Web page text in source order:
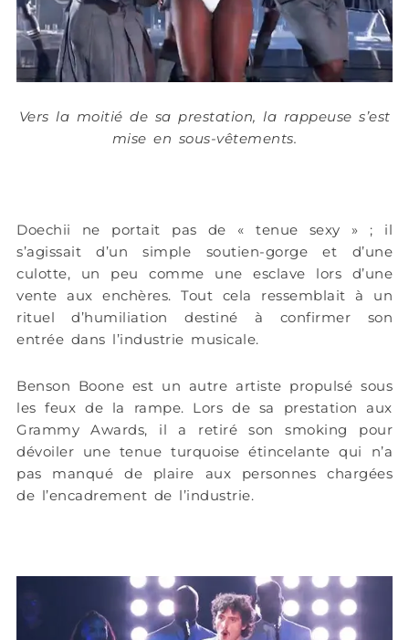
Vers la moitié de sa prestation, la rappeuse s’est
mise en sous-vêtements.
Doechii ne portait pas de « tenue sexy » ; il
s’agissait d’un simple soutien-gorge et d’une
culotte, un peu comme une esclave lors d’une
vente aux enchères. Tout cela ressemblait à un
rituel d’humiliation destiné à confirmer son
entrée dans l’industrie musicale.
Benson Boone est un autre artiste propulsé sous
les feux de la rampe. Lors de sa prestation aux
Grammy Awards, il a retiré son smoking pour
dévoiler une tenue turquoise étincelante qui n’a
pas manqué de plaire aux personnes chargées
de l’encadrement de l’industrie.